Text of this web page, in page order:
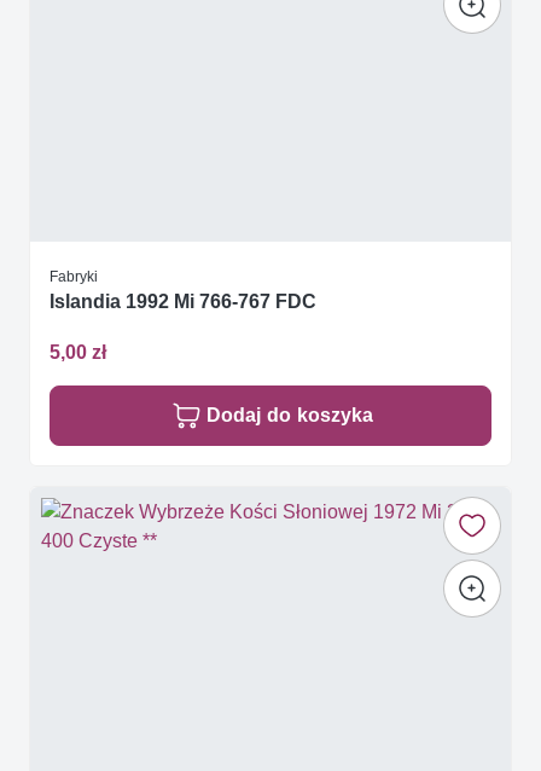
Fabryki
Islandia 1992 Mi 766-767 FDC
5,00 zł
Dodaj do koszyka